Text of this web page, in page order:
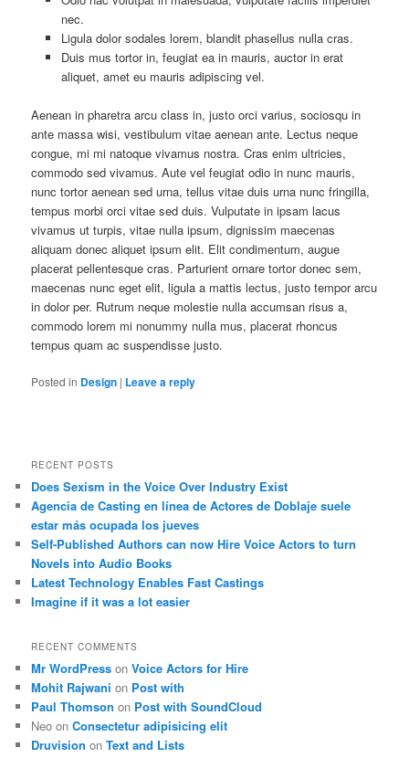
nec.
Ligula dolor sodales lorem, blandit phasellus nulla cras.
Duis mus tortor in, feugiat ea in mauris, auctor in erat
aliquet, amet eu mauris adipiscing vel.
Aenean in pharetra arcu class in, justo orci varius, sociosqu in
ante massa wisi, vestibulum vitae aenean ante. Lectus neque
congue, mi mi natoque vivamus nostra. Cras enim ultricies,
commodo sed vivamus. Aute vel feugiat odio in nunc mauris,
nunc tortor aenean sed urna, tellus vitae duis urna nunc fringilla,
tempus morbi orci vitae sed duis. Vulputate in ipsam lacus
vivamus ut turpis, vitae nulla ipsum, dignissim maecenas
aliquam donec aliquet ipsum elit. Elit condimentum, augue
placerat pellentesque cras. Parturient ornare tortor donec sem,
maecenas nunc eget elit, ligula a mattis lectus, justo tempor arcu
in dolor per. Rutrum neque molestie nulla accumsan risus a,
commodo lorem mi nonummy nulla mus, placerat rhoncus
tempus quam ac suspendisse justo.
Posted in Design | Leave a reply
RECENT POSTS
Does Sexism in the Voice Over Industry Exist
Agencia de Casting en línea de Actores de Doblaje suele
estar más ocupada los jueves
Self-Published Authors can now Hire Voice Actors to turn
Novels into Audio Books
Latest Technology Enables Fast Castings
Imagine if it was a lot easier
RECENT COMMENTS
Mr WordPress onVoice Actors for Hire
Mohit Rajwani on Post with
Paul Thomson on Post with SoundCloud
Neo onConsectetur adipisicing elit
Druvision onText and Lists